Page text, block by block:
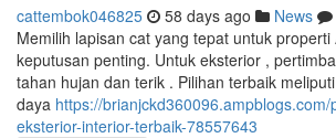
cattembok046825 58 days ago News
Memilih lapisan cat yang tepat untuk properti
keputusan penting. Untuk eksterior ,
tahan hujan dan terik . Pilihan terbaik
daya https://
eksterior-interior-terbaik-78557643